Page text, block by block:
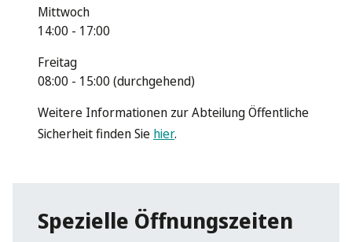
Mittwoch
14:00 - 17:00
Freitag
08:00 - 15:00 (durchgehend)
Weitere Informationen zur Abteilung Öffentliche
Sicherheit finden Sie hier.
Spezielle Öffnungszeiten